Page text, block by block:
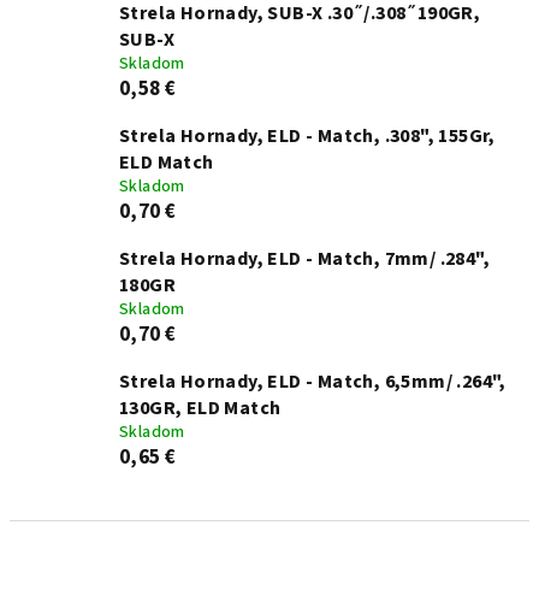
Strela Hornady, SUB-X .30˝/.308˝190GR,
SUB-X
Skladom
0,58 €
Strela Hornady, ELD - Match, .308", 155Gr,
ELD Match
Skladom
0,70 €
Strela Hornady, ELD - Match, 7mm/ .284",
180GR
Skladom
0,70 €
Strela Hornady, ELD - Match, 6,5mm/ .264",
130GR, ELD Match
Skladom
0,65 €